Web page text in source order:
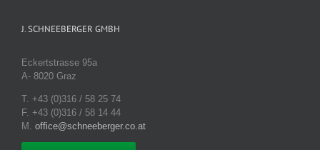
J. SCHNEEBERGER GMBH
Eckertstrasse 95a
A- 8020 Graz
T. +43 (0)316 / 58 25 74
F. +43 (0)316 / 58 14 44
M. office@schneeberger.co.at